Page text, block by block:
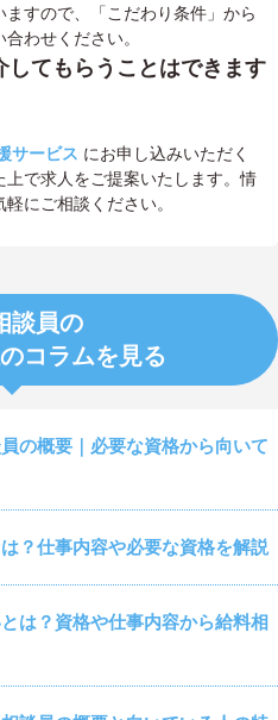
すので、「こだわり条件」から
わせください。
してもらうことはできます
サービス にお申し込みいただく
で求人をご提案いたします。情
にご相談ください。
談員の
コラムを見る
の概要｜必要な資格から向いて
？仕事内容や必要な資格を解説
は？資格や仕事内容から給料相